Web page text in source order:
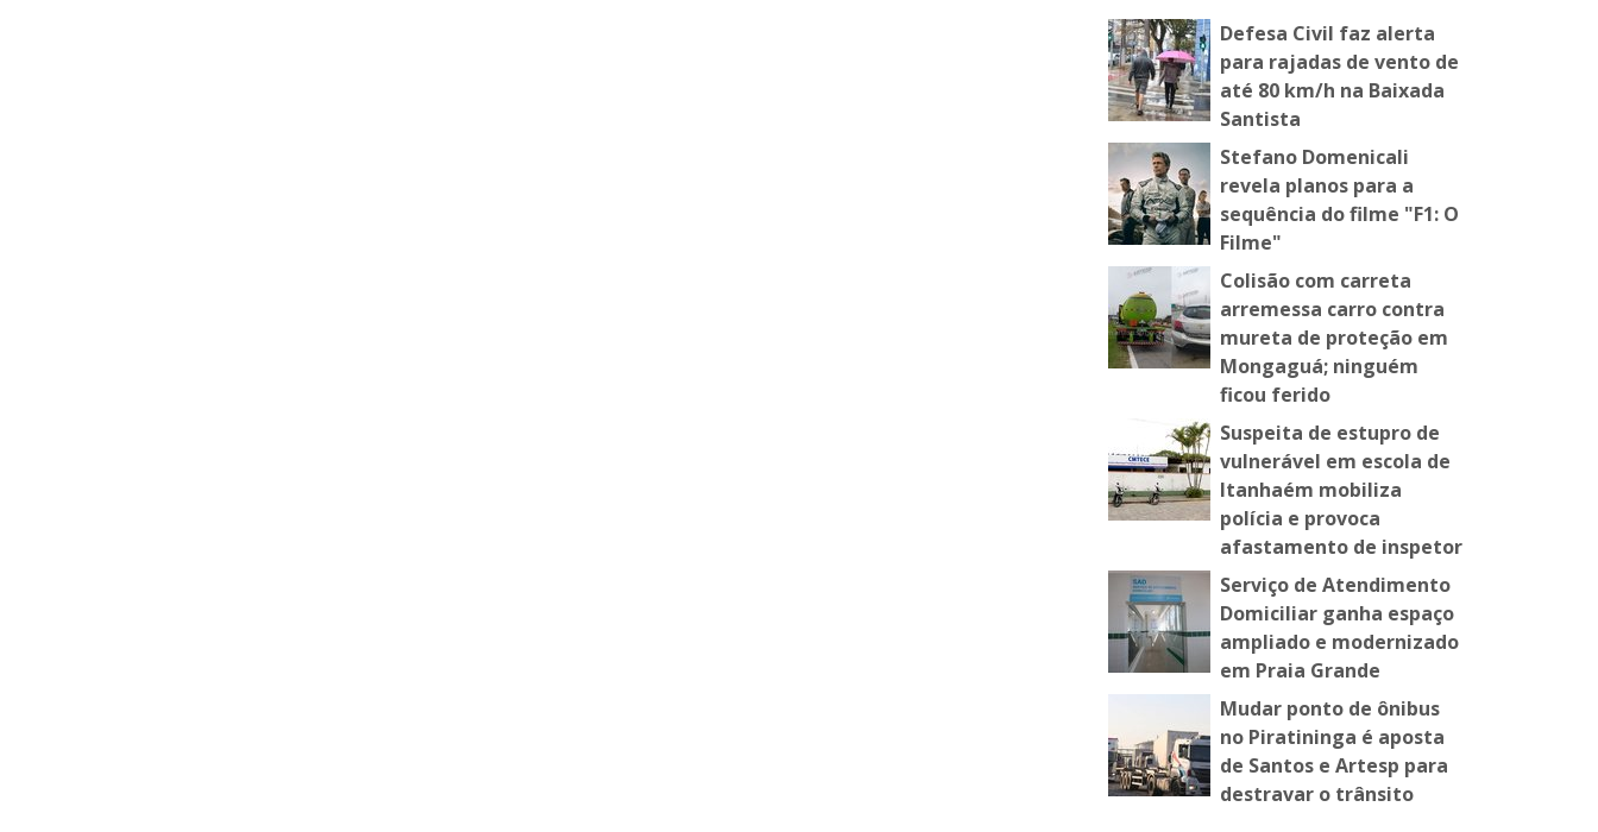
Defesa Civil faz alerta
para rajadas de vento de
até 80 km/h na Baixada
Santista
Stefano Domenicali
revela planos para a
sequência do filme "F1: O
Filme"
Colisão com carreta
arremessa carro contra
mureta de proteção em
Mongaguá; ninguém
ficou ferido
Suspeita de estupro de
vulnerável em escola de
Itanhaém mobiliza
polícia e provoca
afastamento de inspetor
Serviço de Atendimento
Domiciliar ganha espaço
ampliado e modernizado
em Praia Grande
Mudar ponto de ônibus
no Piratininga é aposta
de Santos e Artesp para
destravar o trânsito